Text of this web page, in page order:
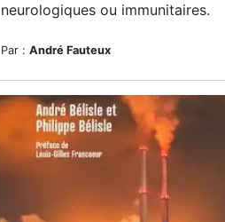
neurologiques ou immunitaires.
Par : André Fauteux